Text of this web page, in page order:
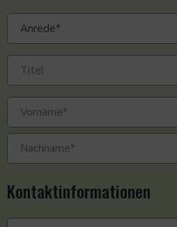
Kontaktinformationen